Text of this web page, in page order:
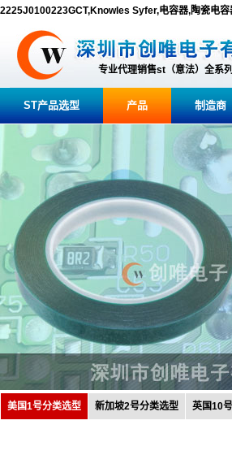
2225J0100223GCT,Knowles Syfer,电容器,陶瓷电容
专业代理销售st（意法）全系
ST产品选型 产品 制造商
美国1号分类选型 新加坡2号分类选型 英国10